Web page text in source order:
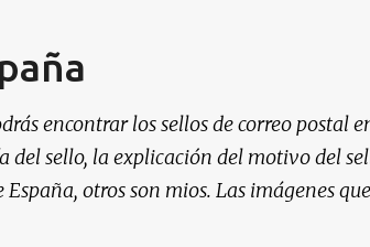
encontrar los sellos de correo postal
sello, la explicación del motivo del
otros son mios. Las imágenes